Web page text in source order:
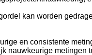
kan worden
en consistente
nauwkeurige metingen